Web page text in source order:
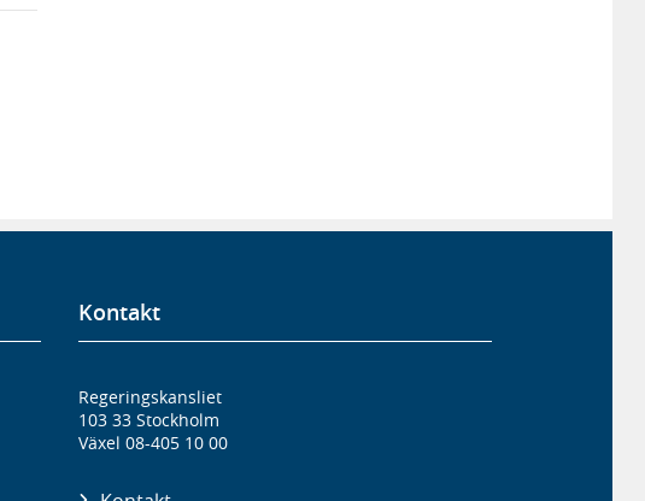
Kontakt
Regeringskansliet
103 33 Stockholm
Växel 08-405 10 00